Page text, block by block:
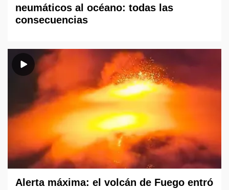
neumáticos al océano: todas las
consecuencias
Alerta máxima: el volcán de Fuego entró